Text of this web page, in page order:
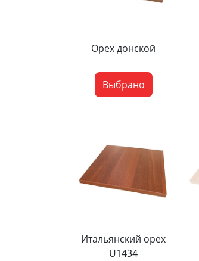
Орех донской
Выбрано
Итальянский орех
U1434